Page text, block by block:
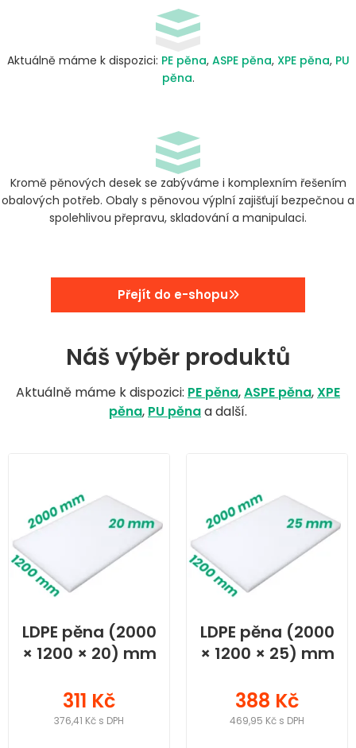
Aktuálně máme k dispozici: PE pěna, ASPE pěna, XPE pěna, PU
pěna.
Kromě pěnových desek se zabýváme i komplexním řešením
obalových potřeb. Obaly s pěnovou výplní zajišťují bezpečnou a
spolehlivou přepravu, skladování a manipulaci.
Přejít do e-shopu
Náš výběr produktů
Aktuálně máme k dispozici: PE pěna,ASPE pěna,XPE
pěna, PU pěnaa další.
LDPE pěna (2000
× 1200 × 20) mm
311 Kč
376,41 Kč s DPH
LDPE pěna (2000
× 1200 × 25) mm
388 Kč
469,95 Kč s DPH